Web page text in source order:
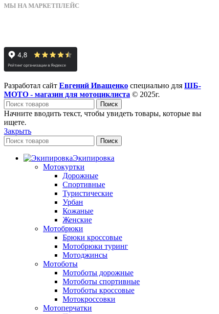
МЫ НА МАРКЕТПЛЕЙС
Разработал сайт Евгений Иващенко специально для ШБ-
МОТО - магазин для мотоциклиста © 2025г.
Поиск
Начните вводить текст, чтобы увидеть товары, которые вы
ищете.
Закрыть
Поиск
Экипировка
Мотокуртки
Дорожные
Спортивные
Туристические
Урбан
Кожаные
Женские
Мотобрюки
Брюки кроссовые
Мотобрюки туринг
Мотоджинсы
Мотоботы
Мотоботы дорожные
Мотоботы спортивные
Мотоботы кроссовые
Мотокроссовки
Мотоперчатки